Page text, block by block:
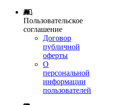
Пользовательское
соглашение
Договор
публичной
оферты
О
персональной
информации
пользователей